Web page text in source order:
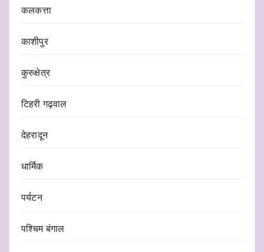
कलकत्ता
काशीपुर
कुरुक्षेत्र
टिहरी गढ़वाल
देहरादून
धार्मिक
पर्यटन
पश्चिम बंगाल